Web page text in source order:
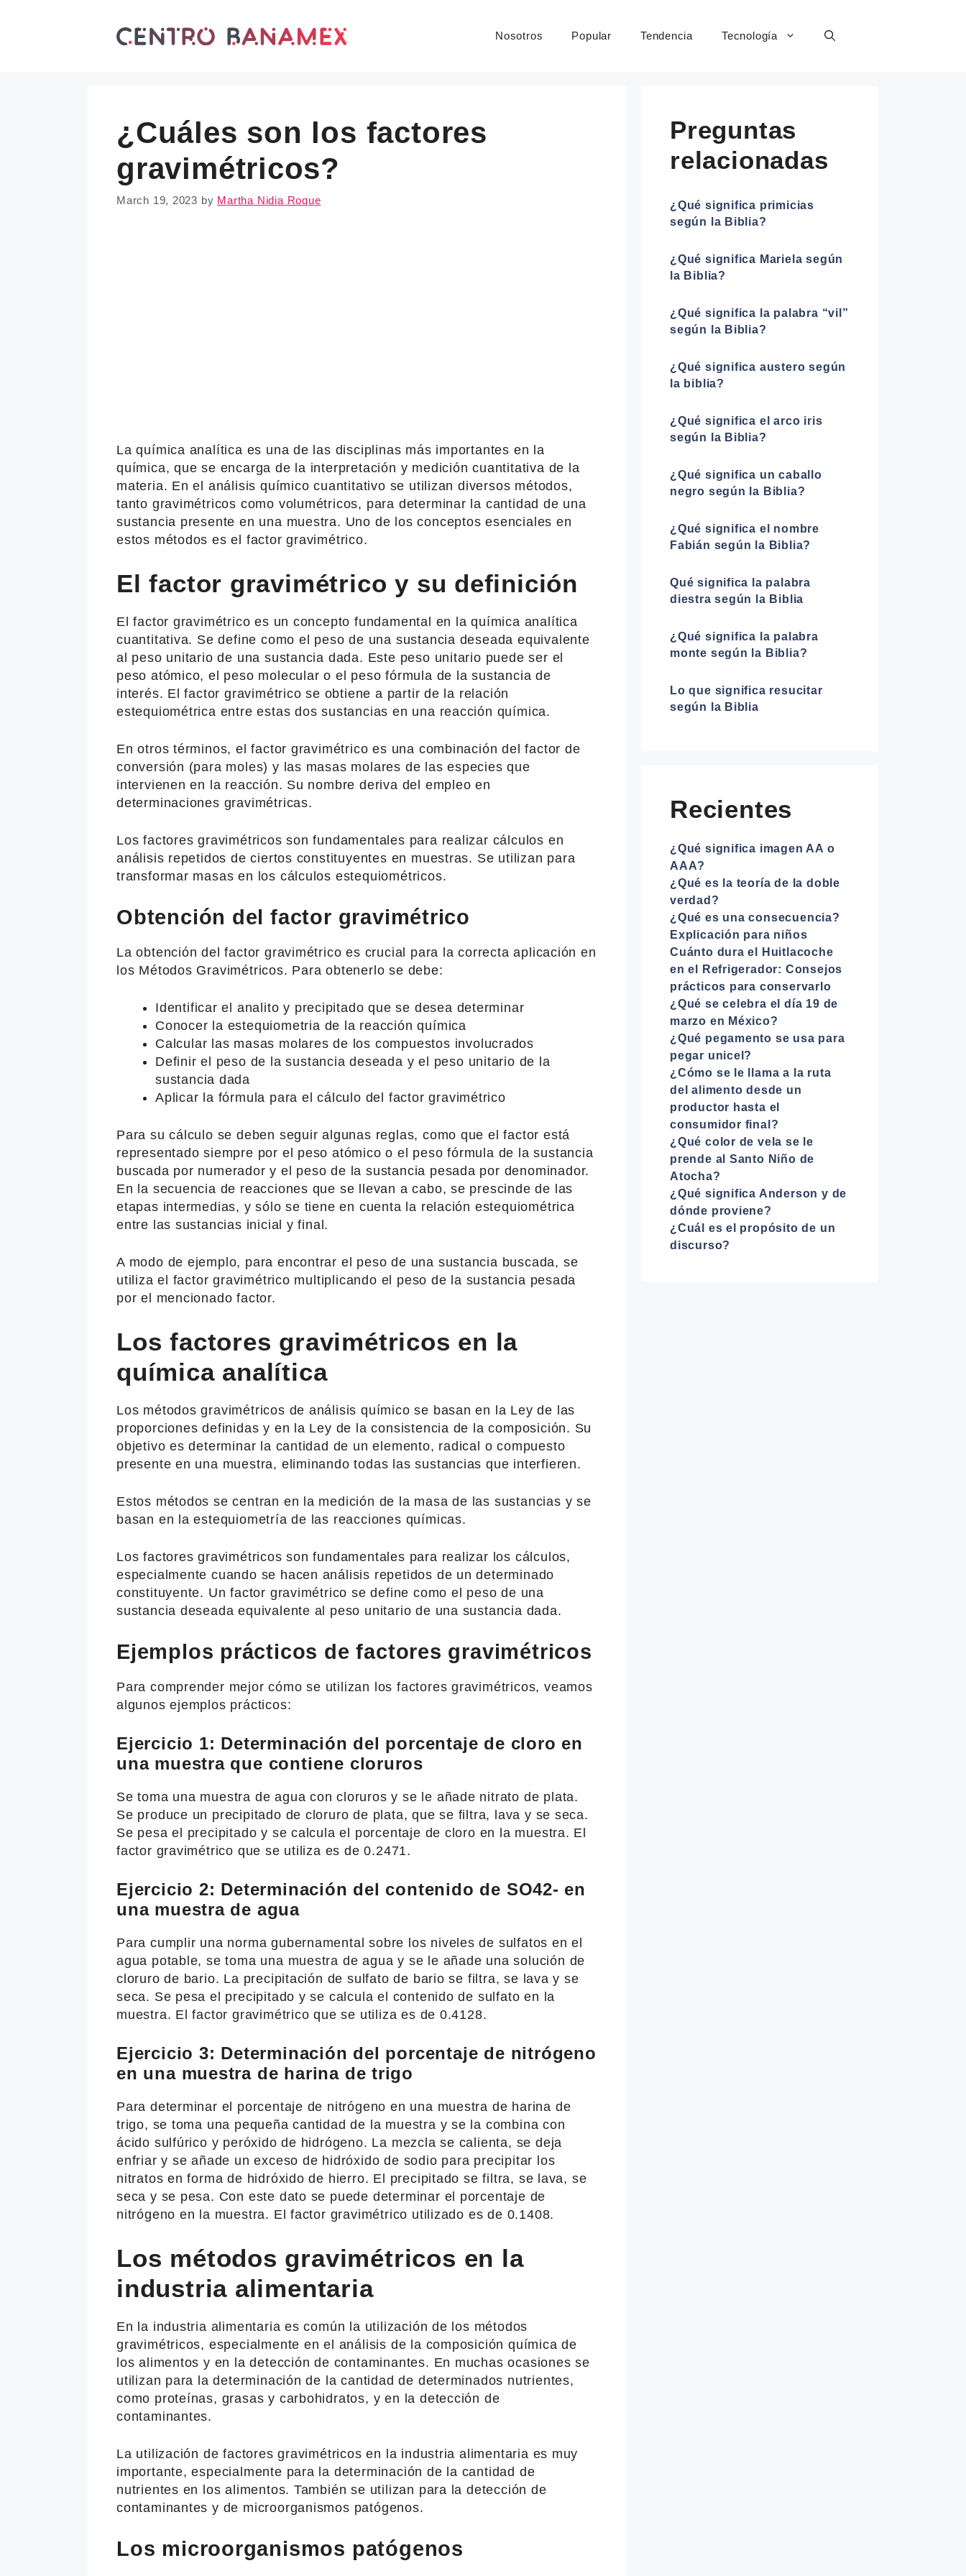
Nosotros Popular Tendencia Tecnología
¿Cuáles son los factores
gravimétricos?
March 19, 2023 by Martha Nidia Roque
La química analítica es una de las disciplinas más importantes en la
química, que se encarga de la interpretación y medición cuantitativa de la
materia. En el análisis químico cuantitativo se utilizan diversos métodos,
tanto gravimétricos como volumétricos, para determinar la cantidad de una
sustancia presente en una muestra. Uno de los conceptos esenciales en
estos métodos es el factor gravimétrico.
El factor gravimétrico y su definición
El factor gravimétrico es un concepto fundamental en la química analítica
cuantitativa. Se define como el peso de una sustancia deseada equivalente
al peso unitario de una sustancia dada. Este peso unitario puede ser el
peso atómico, el peso molecular o el peso fórmula de la sustancia de
interés. El factor gravimétrico se obtiene a partir de la relación
estequiométrica entre estas dos sustancias en una reacción química.
En otros términos, el factor gravimétrico es una combinación del factor de
conversión (para moles) y las masas molares de las especies que
intervienen en la reacción. Su nombre deriva del empleo en
determinaciones gravimétricas.
Los factores gravimétricos son fundamentales para realizar cálculos en
análisis repetidos de ciertos constituyentes en muestras. Se utilizan para
transformar masas en los cálculos estequiométricos.
Obtención del factor gravimétrico
La obtención del factor gravimétrico es crucial para la correcta aplicación en
los Métodos Gravimétricos. Para obtenerlo se debe:
Identificar el analito y precipitado que se desea determinar
Conocer la estequiometria de la reacción química
Calcular las masas molares de los compuestos involucrados
Definir el peso de la sustancia deseada y el peso unitario de la
sustancia dada
Aplicar la fórmula para el cálculo del factor gravimétrico
Para su cálculo se deben seguir algunas reglas, como que el factor está
representado siempre por el peso atómico o el peso fórmula de la sustancia
buscada por numerador y el peso de la sustancia pesada por denominador.
En la secuencia de reacciones que se llevan a cabo, se prescinde de las
etapas intermedias, y sólo se tiene en cuenta la relación estequiométrica
entre las sustancias inicial y final.
A modo de ejemplo, para encontrar el peso de una sustancia buscada, se
utiliza el factor gravimétrico multiplicando el peso de la sustancia pesada
por el mencionado factor.
Los factores gravimétricos en la
química analítica
Los métodos gravimétricos de análisis químico se basan en la Ley de las
proporciones definidas y en la Ley de la consistencia de la composición. Su
objetivo es determinar la cantidad de un elemento, radical o compuesto
presente en una muestra, eliminando todas las sustancias que interfieren.
Estos métodos se centran en la medición de la masa de las sustancias y se
basan en la estequiometría de las reacciones químicas.
Los factores gravimétricos son fundamentales para realizar los cálculos,
especialmente cuando se hacen análisis repetidos de un determinado
constituyente. Un factor gravimétrico se define como el peso de una
sustancia deseada equivalente al peso unitario de una sustancia dada.
Ejemplos prácticos de factores gravimétricos
Para comprender mejor cómo se utilizan los factores gravimétricos, veamos
algunos ejemplos prácticos:
Ejercicio 1: Determinación del porcentaje de cloro en
una muestra que contiene cloruros
Se toma una muestra de agua con cloruros y se le añade nitrato de plata.
Se produce un precipitado de cloruro de plata, que se filtra, lava y se seca.
Se pesa el precipitado y se calcula el porcentaje de cloro en la muestra. El
factor gravimétrico que se utiliza es de 0.2471.
Ejercicio 2: Determinación del contenido de SO42- en
una muestra de agua
Para cumplir una norma gubernamental sobre los niveles de sulfatos en el
agua potable, se toma una muestra de agua y se le añade una solución de
cloruro de bario. La precipitación de sulfato de bario se filtra, se lava y se
seca. Se pesa el precipitado y se calcula el contenido de sulfato en la
muestra. El factor gravimétrico que se utiliza es de 0.4128.
Ejercicio 3: Determinación del porcentaje de nitrógeno
en una muestra de harina de trigo
Para determinar el porcentaje de nitrógeno en una muestra de harina de
trigo, se toma una pequeña cantidad de la muestra y se la combina con
ácido sulfúrico y peróxido de hidrógeno. La mezcla se calienta, se deja
enfriar y se añade un exceso de hidróxido de sodio para precipitar los
nitratos en forma de hidróxido de hierro. El precipitado se filtra, se lava, se
seca y se pesa. Con este dato se puede determinar el porcentaje de
nitrógeno en la muestra. El factor gravimétrico utilizado es de 0.1408.
Los métodos gravimétricos en la
industria alimentaria
En la industria alimentaria es común la utilización de los métodos
gravimétricos, especialmente en el análisis de la composición química de
los alimentos y en la detección de contaminantes. En muchas ocasiones se
utilizan para la determinación de la cantidad de determinados nutrientes,
como proteínas, grasas y carbohidratos, y en la detección de
contaminantes.
La utilización de factores gravimétricos en la industria alimentaria es muy
importante, especialmente para la determinación de la cantidad de
nutrientes en los alimentos. También se utilizan para la detección de
contaminantes y de microorganismos patógenos.
Los microorganismos patógenos
Preguntas
relacionadas
¿Qué significa primicias
según la Biblia?
¿Qué significa Mariela según
la Biblia?
¿Qué significa la palabra “vil”
según la Biblia?
¿Qué significa austero según
la biblia?
¿Qué significa el arco iris
según la Biblia?
¿Qué significa un caballo
negro según la Biblia?
¿Qué significa el nombre
Fabián según la Biblia?
Qué significa la palabra
diestra según la Biblia
¿Qué significa la palabra
monte según la Biblia?
Lo que significa resucitar
según la Biblia
Recientes
¿Qué significa imagen AA o
AAA?
¿Qué es la teoría de la doble
verdad?
¿Qué es una consecuencia?
Explicación para niños
Cuánto dura el Huitlacoche
en el Refrigerador: Consejos
prácticos para conservarlo
¿Qué se celebra el día 19 de
marzo en México?
¿Qué pegamento se usa para
pegar unicel?
¿Cómo se le llama a la ruta
del alimento desde un
productor hasta el
consumidor final?
¿Qué color de vela se le
prende al Santo Niño de
Atocha?
¿Qué significa Anderson y de
dónde proviene?
¿Cuál es el propósito de un
discurso?